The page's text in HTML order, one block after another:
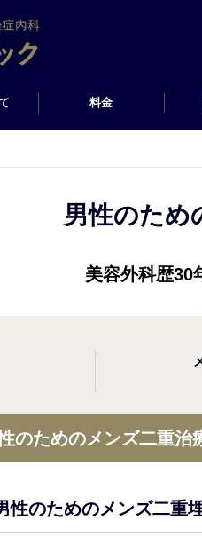
料金
男性のため
美容外科歴30
のためのメンズ二重治
性のためのメンズ二重